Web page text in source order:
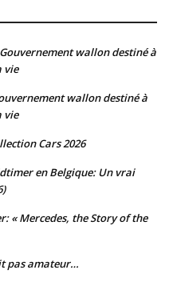
wallon destiné à
vie
wallon destiné à
vie
Cars 2026
en Belgique: Un vrai
« Mercedes, the Story of the
pas amateur…